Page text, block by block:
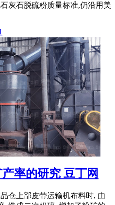
灰石脱硫粉质量标准,仍沿用美
率的研究 豆丁网
仓上部皮带运输机布料时, 由